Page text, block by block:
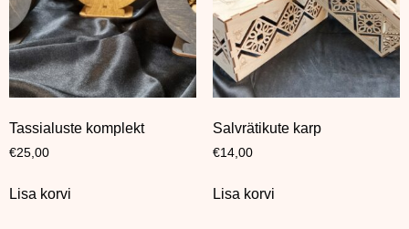
Tassialuste komplekt
€25,00
Lisa korvi
Salvrätikute karp
€14,00
Lisa korvi